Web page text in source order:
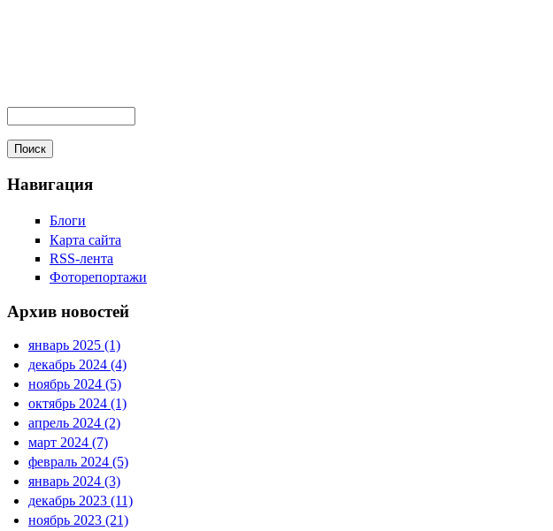
Навигация
Блоги
Карта сайта
RSS-лента
Фоторепортажи
Архив новостей
январь 2025 (1)
декабрь 2024 (4)
ноябрь 2024 (5)
октябрь 2024 (1)
апрель 2024 (2)
март 2024 (7)
февраль 2024 (5)
январь 2024 (3)
декабрь 2023 (11)
ноябрь 2023 (21)